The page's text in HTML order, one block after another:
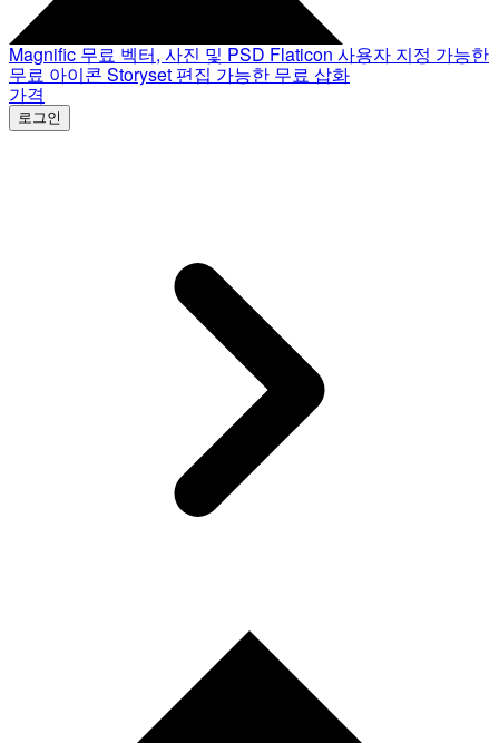
Magnific 무료 벡터, 사진 및 PSD Flaticon 사용자 지정 가능한
무료 아이콘 Storyset 편집 가능한 무료 삽화
가격
로그인